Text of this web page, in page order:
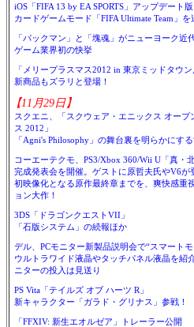
iOS「FIFA 13 by EA SPORTS」アップデート
カードゲームモード「FIFA Ultimate Team」を
「パックマン」と「塊魂」がニューヨーク近
ゲーム業界初の快挙
「メリープラスマス2012 in 東京ミッドタウ
新商品もズラリと登場！
【11月29日】
スクエニ、「スクウェア・エニックス オープ
ス 2012」
「Agni's Philosophy」の舞台裏を明らかにす
コーエーテクモ、PS3/Xbox 360/Wii U「真・
完成発表会を開催。ゲストに原哲夫氏やV6が
初映像化となる原作最終章までを、爽快感重
ョン大作！
3DS「ドラゴンクエストVII」
「石版システム」の続報ほか
デル、PCモニター新製品説明会で“スマート
ウルトラワイド液晶やタッチパネル液晶を紹
ニターの投入は見送り
PS Vita「テイルズ オブ ハーツ R」
新キャラクター「ガラド・グリナス」参戦！
「FFXIV: 新生エオルゼア」トレーラー公開